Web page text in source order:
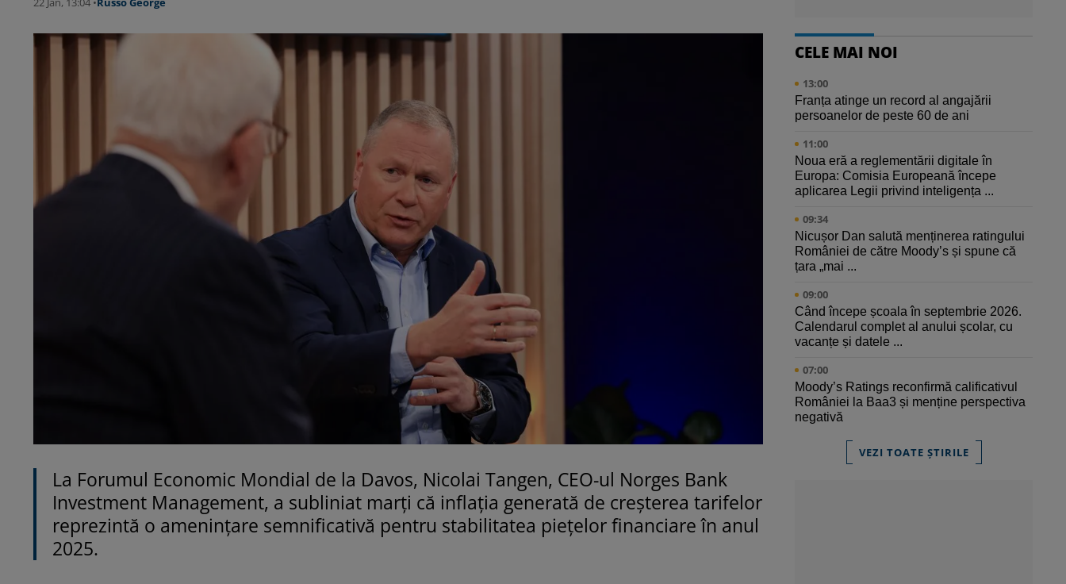
La Forumul Economic Mondial de la Davos, Nicolai Tangen, CEO-ul Norges Bank
Investment Management, a subliniat marți că inflația generată de creșterea tarifelor
reprezintă o amenințare semnificativă pentru stabilitatea piețelor financiare în anul
2025.
CELE MAI NOI
13:00
Franța atinge un record al angajării
persoanelor de peste 60 de ani
11:00
Noua eră a reglementării digitale în
Europa: Comisia Europeană începe
aplicarea Legii privind inteligența ...
09:34
Nicușor Dan salută menținerea ratingului
României de către Moody’s și spune că
țara „mai ...
09:00
Când începe școala în septembrie 2026.
Calendarul complet al anului școlar, cu
vacanțe și datele ...
07:00
Moody’s Ratings reconfirmă calificativul
României la Baa3 și menține perspectiva
negativă
VEZI TOATE ȘTIRILE